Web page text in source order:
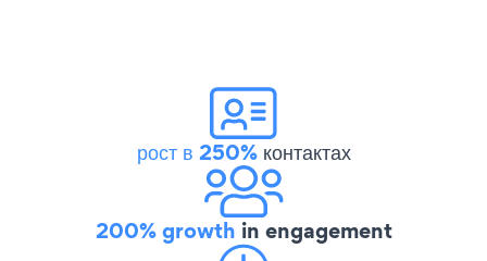
рост в 250%контактах
200% growth in engagement